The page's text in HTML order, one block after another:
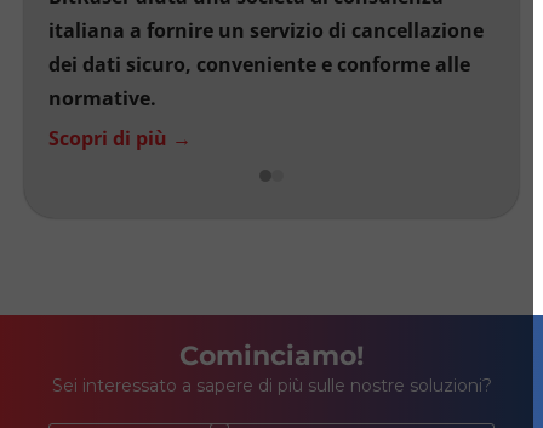
italiana a fornire un servizio di cancellazione
dei dati sicuro, conveniente e conforme alle
normative.
Scopri di più →
Cominciamo!
Sei interessato a sapere di più sulle nostre soluzioni?